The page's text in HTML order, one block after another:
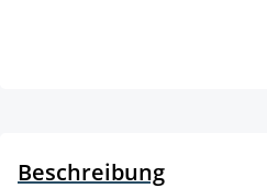
Beschreibung